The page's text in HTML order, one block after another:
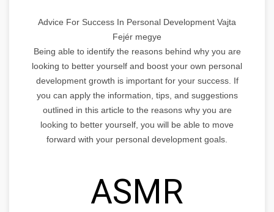
Advice For Success In Personal Development Vajta
Fejér megye
Being able to identify the reasons behind why you are
looking to better yourself and boost your own personal
development growth is important for your success. If
you can apply the information, tips, and suggestions
outlined in this article to the reasons why you are
looking to better yourself, you will be able to move
forward with your personal development goals.
ASMR